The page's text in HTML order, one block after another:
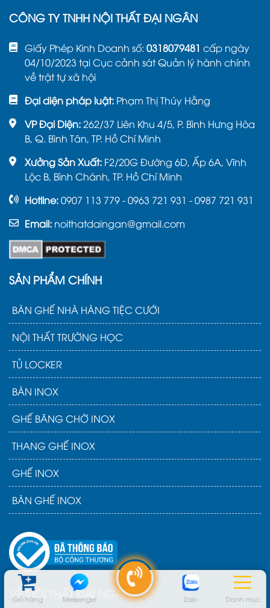
Giỏ hàng Messenger Zalo Danh mục
CÔNG TY TNHH NỘI THẤT ĐẠI NGÂN
Giấy Phép Kinh Doanh số: 0318079481 cấp ngày
04/10/2023 tại Cục cảnh sát Quản lý hành chính
về trật tự xã hội
Đại diện pháp luật: Phạm Thị Thúy Hằng
VP Đại Diện:262/37 Liên Khu 4/5, P. Bình Hưng Hòa
B, Q. Bình Tân, TP. Hồ Chí Minh
Xưởng Sản Xuất: F2/20G Đường 6D, Ấp 6A, Vĩnh
Lộc B, Bình Chánh, TP. Hồ Chí Minh
Hotline:0907 113 779 - 0963 721 931 - 0987 721 931
Email: noithatdaingan@gmail.com
SẢN PHẨM CHÍNH
BÀN GHẾ NHÀ HÀNG TIỆC CƯỚI
NỘI THẤT TRƯỜNG HỌC
TỦ LOCKER
BÀN INOX
GHẾ BĂNG CHỜ INOX
THANG GHẾ INOX
GHẾ INOX
BÀN GHẾ INOX
VỀ NỘI THẤT ĐẠI NGÂN